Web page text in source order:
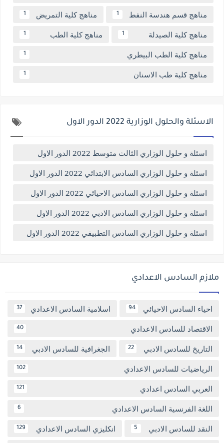
مناهج قسم هندسة النفط 1 مناهج كلية التمريض 1
مناهج كلية الصيدلة 1 مناهج كلية الطب 1
مناهج كلية الطب البيطري 1
مناهج كلية طب الاسنان 1
الاسئلة والحلول الوزارية 2022 الدور الاول
اسئلة و حلول الوزاري الثالث متوسط 2022 الدور الاول
اسئلة و حلول الوزاري السادس الابتدائي 2022 الدور الاول
اسئلة و حلول الوزاري السادس الاحيائي 2022 الدور الاول
اسئلة و حلول الوزاري السادس الادبي 2022 الدور الاول
اسئلة و حلول الوزاري السادس التطبيقي 2022 الدور الاول
ملازم السادس الاعدادي
احياء السادس الاحيائي 94 اسلامية السادس الاعدادي 37
الاقتصاد للسادس الاعدادي 40
التاريخ للسادس الادبي 22 الجغرافية للسادس الادبي 14
الرياضيات للسادس الاعدادي 102
العربي السادس اعدادي 121
اللغة الفرنسية السادس الاعدادي 6
النقد للسادس الادبي 5 انكليزي السادس الاعدادي 129